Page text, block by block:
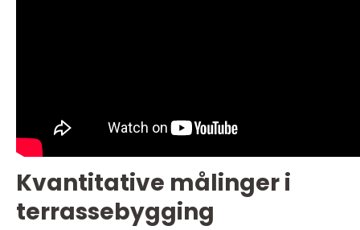
Kvantitative målinger i
terrassebygging